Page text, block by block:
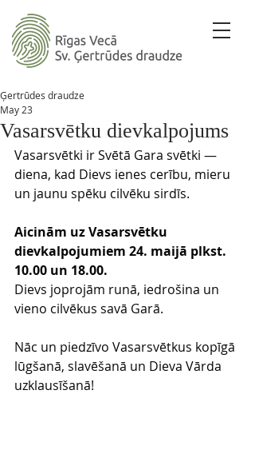
Vasarsvētku dievkalpojums
Ģertrūdes draudze
May 23
Vasarsvētki ir Svētā Gara svētki —
diena, kad Dievs ienes cerību, mieru
un jaunu spēku cilvēku sirdīs.
Aicinām uz Vasarsvētku
dievkalpojumiem 24. maijā plkst.
10.00 un 18.00.
Dievs joprojām runā, iedrošina un
vieno cilvēkus savā Garā.
Nāc un piedzīvo Vasarsvētkus kopīgā
lūgšanā, slavēšanā un Dieva Vārda
uzklausīšanā!